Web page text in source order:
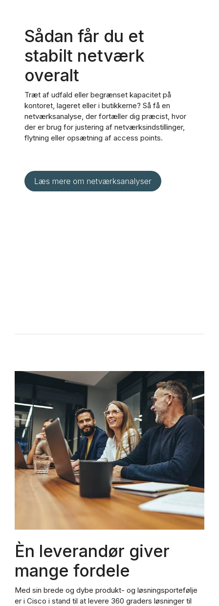
Sådan får du et
stabilt netværk
overalt
Træt af udfald eller begrænset kapacitet på
kontoret, lageret eller i butikkerne? Så få en
netværksanalyse, der fortæller dig præcist, hvor
der er brug for justering af netværksindstillinger,
flytning eller opsætning af access points.
Èn leverandør giver
mange fordele
Med sin brede og dybe produkt- og løsningsportefølje
er i Cisco i stand til at levere 360 graders løsninger til